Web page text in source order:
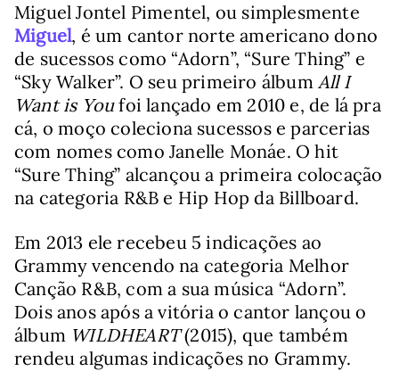
Miguel Jontel Pimentel, ou simplesmente
Miguel, é um cantor norte americano dono
de sucessos como “Adorn”, “Sure Thing” e
“Sky Walker”. O seu primeiro álbumAll I
Want is Youfoi lançado em 2010 e, de lá pra
cá, o moço coleciona sucessos e parcerias
com nomes como Janelle Monáe. O hit
“Sure Thing” alcançou a primeira colocação
na categoria R&B e Hip Hop da Billboard.
Em 2013 ele recebeu 5 indicações ao
Grammy vencendo na categoria Melhor
Canção R&B, com a sua música “Adorn”.
Dois anos após a vitória o cantor lançou o
álbum WILDHEART(2015), que também
rendeu algumas indicações no Grammy.